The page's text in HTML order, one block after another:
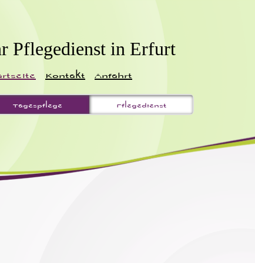
Kontakt Anfahrt
Pflegedienst in Erfurt
Tagespflege Pflegedienst